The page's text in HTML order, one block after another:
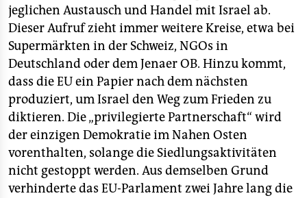
jeglichen Austausch und Handel mit Israel ab.
Dieser Aufruf zieht immer weitere Kreise, etwa bei
Supermärkten in der Schweiz, NGOs in
Deutschland oder dem Jenaer OB. Hinzu kommt,
dass die EU ein Papier nach dem nächsten
produziert, um Israel den Weg zum Frieden zu
diktieren. Die „privilegierte Partnerschaft“ wird
der einzigen Demokratie im Nahen Osten
vorenthalten, solange die Siedlungsaktivitäten
nicht gestoppt werden. Aus demselben Grund
verhinderte das EU-Parlament zwei Jahre lang die